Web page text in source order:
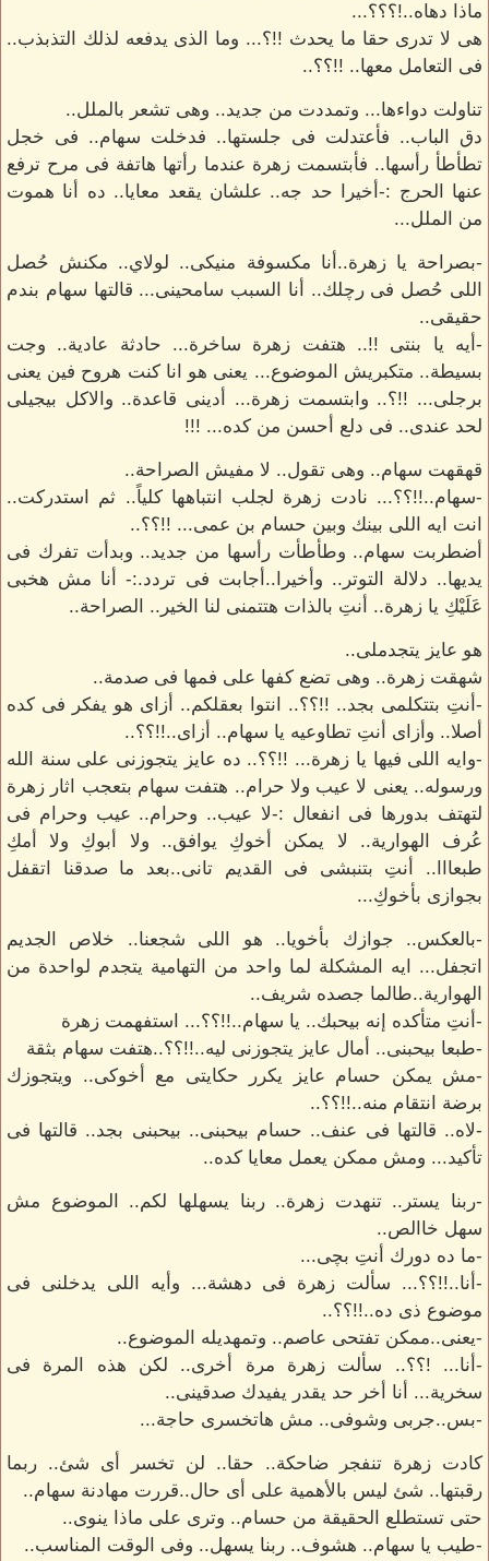
ماذا دهاه..!؟؟؟...
هى لا تدرى حقا ما يحدث !!؟... وما الذى يدفعه لذلك التذبذب..
فى التعامل معها.. !!؟؟..
تناولت دواءها... وتمددت من جديد.. وهى تشعر بالملل..
دق الباب.. فأعتدلت فى جلستها.. فدخلت سهام.. فى خجل
تطأطأ رأسها.. فأبتسمت زهرة عندما رأتها هاتفة فى مرح ترفع
عنها الحرج :-أخيرا حد جه.. علشان يقعد معايا.. ده أنا هموت
من الملل...
-بصراحة يا زهرة..أنا مكسوفة منيكى.. لولاي.. مكنش حُصل
اللى حُصل فى رچلك.. أنا السبب سامحينى... قالتها سهام بندم
حقيقى..
-أيه يا بنتى !!.. هتفت زهرة ساخرة... حادثة عادية.. وجت
بسيطة.. متكبريش الموضوع... يعنى هو انا كنت هروح فين يعنى
برجلى... !!؟.. وابتسمت زهرة... أدينى قاعدة.. والاكل بيجيلى
لحد عندى.. فى دلع أحسن من كده... !!!
قهقهت سهام.. وهى تقول.. لا مفيش الصراحة..
-سهام..!!؟؟... نادت زهرة لجلب انتباهها كلياً.. ثم استدركت..
انت ايه اللى بينك وبين حسام بن عمى... !!؟؟..
أضطربت سهام.. وطأطأت رأسها من جديد.. وبدأت تفرك فى
يديها.. دلالة التوتر.. وأخيرا..أجابت فى تردد.:- أنا مش هخبى
عَلَيْكِ يا زهرة.. أنتِ بالذات هتتمنى لنا الخير.. الصراحة..
هو عايز يتجدملى..
شهقت زهرة.. وهى تضع كفها على فمها فى صدمة..
-أنتِ بتتكلمى بجد.. !!؟؟.. انتوا بعقلكم.. أزاى هو يفكر فى كده
أصلا.. وأزاى أنتِ تطاوعيه يا سهام.. أزاى..!!؟؟..
-وايه اللى فيها يا زهرة... !!؟؟.. ده عايز يتجوزنى على سنة الله
ورسوله.. يعنى لا عيب ولا حرام.. هتفت سهام بتعجب اثار زهرة
لتهتف بدورها فى انفعال :-لا عيب.. وحرام.. عيب وحرام فى
عُرف الهوارية.. لا يمكن أخوكِ يوافق.. ولا أبوكِ ولا أمكِ
طبعااا.. أنتِ بتنبشى فى القديم تانى..بعد ما صدقنا اتقفل
بجوازى بأخوكِ...
-بالعكس.. جوازك بأخويا.. هو اللى شجعنا.. خلاص الجديم
اتجفل... ايه المشكلة لما واحد من التهامية يتجدم لواحدة من
الهوارية..طالما جصده شريف..
-أنتِ متأكده إنه بيحبك.. يا سهام..!!؟؟... استفهمت زهرة
-طبعا بيحبنى.. أمال عايز يتجوزنى ليه..!!؟؟..هتفت سهام بثقة
-مش يمكن حسام عايز يكرر حكايتى مع أخوكى.. ويتجوزك
برضة انتقام منه..!!؟؟..
-لاه.. قالتها فى عنف.. حسام بيحبنى.. بيحبنى بجد.. قالتها فى
تأكيد... ومش ممكن يعمل معايا كده..
-ربنا يستر.. تنهدت زهرة.. ربنا يسهلها لكم.. الموضوع مش
سهل خاالص..
-ما ده دورك أنتِ بچى...
-أنا..!!؟؟... سألت زهرة فى دهشة... وأيه اللى يدخلنى فى
موضوع ذى ده..!!؟؟..
-يعنى..ممكن تفتحى عاصم.. وتمهديله الموضوع..
-أنا... !؟؟.. سألت زهرة مرة أخرى.. لكن هذه المرة فى
سخرية... أنا أخر حد يقدر يفيدك صدقينى..
-بس..جربى وشوفى.. مش هاتخسرى حاجة...
كادت زهرة تنفجر ضاحكة.. حقا.. لن تخسر أى شئ.. ربما
رقبتها.. شئ ليس بالأهمية على أى حال..قررت مهادنة سهام..
حتى تستطلع الحقيقة من حسام.. وترى على ماذا ينوى..
-طيب يا سهام.. هشوف.. ربنا يسهل.. وفى الوقت المناسب..